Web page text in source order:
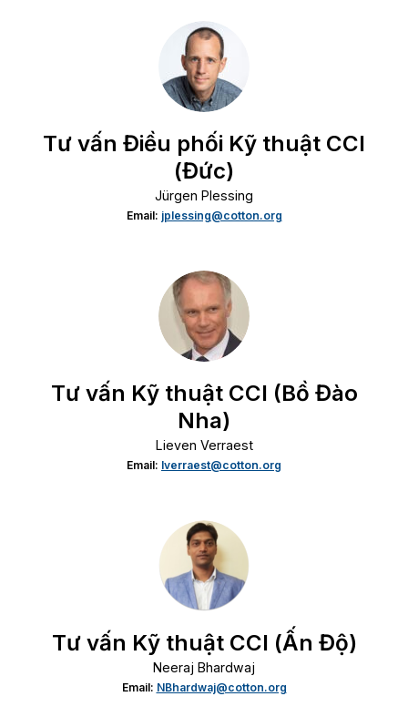
Tư vấn Điều phối Kỹ thuật CCI
(Đức)
Jürgen Plessing
Email: jplessing@cotton.org
Tư vấn Kỹ thuật CCI (Bồ Đào
Nha)
Lieven Verraest
Email: lverraest@cotton.org
Tư vấn Kỹ thuật CCI (Ấn Độ)
Neeraj Bhardwaj
Email: NBhardwaj@cotton.org